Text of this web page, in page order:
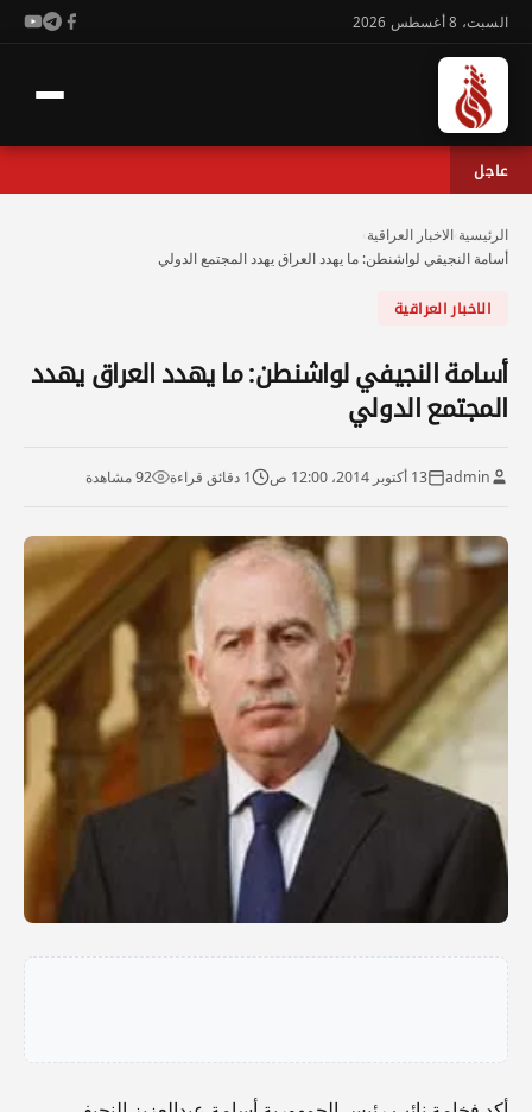
السبت، 8 أغسطس 2026
عاجل
الرئيسية الاخبار العراقية
أسامة النجيفي لواشنطن: ما يهدد العراق يهدد المجتمع الدولي
الاخبار العراقية
أسامة النجيفي لواشنطن: ما يهدد العراق يهدد
المجتمع الدولي
admin 13 أكتوبر 2014، 12:00 ص 1 دقائق قراءة 92 مشاهدة